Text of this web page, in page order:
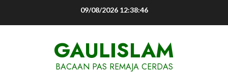
09/08/2026 12:38:47
GAULISLAM
BACAAN PAS REMAJA CERDAS